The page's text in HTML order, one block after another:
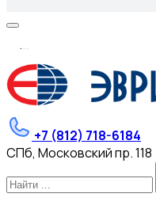
...
+7 (812) 718-6184
СПб, Московский пр. 118